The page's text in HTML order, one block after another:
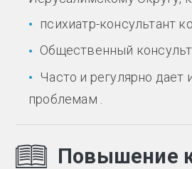
психиатр-консультант
Общественный
Часто и регулярно
проблемам .
Повышение